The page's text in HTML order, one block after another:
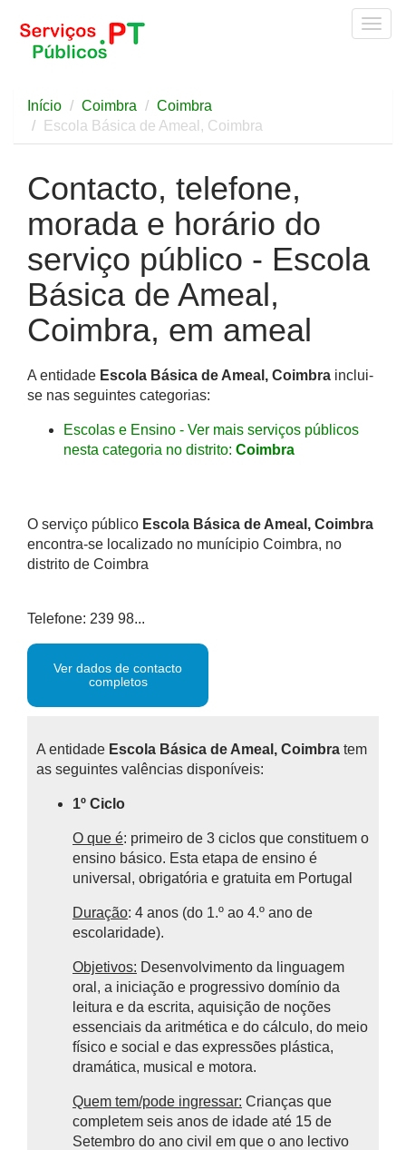
Início Coimbra
Coimbra
Escola Básica de Ameal, Coimbra
Contacto, telefone,
morada e horário do
serviço público - Escola
Básica de Ameal,
Coimbra, em ameal
A entidade Escola Básica de Ameal, Coimbra inclui-
se nas seguintes categorias:
Escolas e Ensino - Ver mais serviços públicos
nesta categoria no distrito: Coimbra
O serviço público Escola Básica de Ameal, Coimbra
encontra-se localizado no munícipio Coimbra, no
distrito de Coimbra
Telefone: 239 98...
Ver dados de contacto
completos
A entidade Escola Básica de Ameal, Coimbra tem
as seguintes valências disponíveis:
1º Ciclo
O que é: primeiro de 3 ciclos que constituem o
ensino básico. Esta etapa de ensino é
universal, obrigatória e gratuita em Portugal
Duração: 4 anos (do 1.º ao 4.º ano de
escolaridade).
Objetivos: Desenvolvimento da linguagem
oral, a iniciação e progressivo domínio da
leitura e da escrita, aquisição de noções
essenciais da aritmética e do cálculo, do meio
físico e social e das expressões plástica,
dramática, musical e motora.
Quem tem/pode ingressar: Crianças que
completem seis anos de idade até 15 de
Setembro do ano civil em que o ano lectivo